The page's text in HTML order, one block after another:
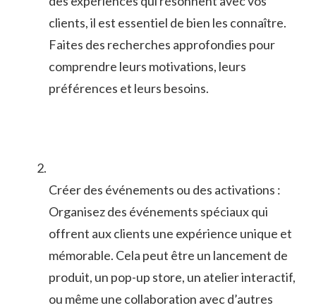
clients,⁢ il⁣ est essentiel⁤ de bien les⁤ connaître.
Faites ‌des recherches approfondies pour
comprendre ⁣leurs motivations, leurs
préférences et leurs besoins.
Créer⁤ des événements ⁤ou des activations :
Organisez des événements spéciaux qui
offrent aux clients ​une expérience unique et
mémorable. Cela peut être ⁣un ​lancement de
produit,⁢ un​ pop-up store, un atelier interactif,
ou même une collaboration avec d’autres